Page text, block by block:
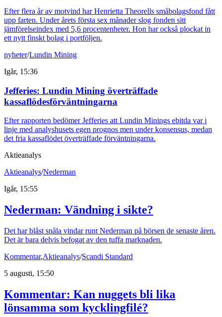
Efter flera år av motvind har Henrietta Theorells småbolagsfond fått
upp farten. Under årets första sex månader slog fonden sitt
jämförelseindex med 5,6 procentenheter. Hon har också plockat in
ett nytt finskt bolag i portföljen.
nyheter/Lundin Mining
Igår, 15:36
Jefferies: Lundin Mining överträffade
kassaflödesförväntningarna
Efter rapporten bedömer Jefferies att Lundin Minings ebitda var i
linje med analyshusets egen prognos men under konsensus, medan
det fria kassaflödet överträffade förväntningarna.
Aktieanalys
Aktieanalys/Nederman
Igår, 15:55
Nederman: Vändning i sikte?
Det har blåst snåla vindar runt Nederman på börsen de senaste åren.
Det är bara delvis befogat av den tuffa marknaden.
Kommentar,Aktieanalys/Scandi Standard
5 augusti, 15:50
Kommentar: Kan nuggets bli lika
lönsamma som kycklingfilé?